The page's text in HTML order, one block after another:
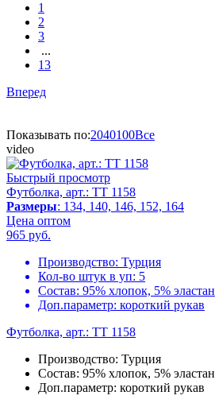
1
2
3
...
13
Вперед
Показывать по:2040100Все
video
Быстрый просмотр
Футболка, арт.: TT 1158
Размеры: 134, 140, 146, 152, 164
Цена оптом
965 руб.
Производство: Турция
Кол-во штук в уп: 5
Состав: 95% хлопок, 5% эластан
Доп.параметр: короткий рукав
Футболка, арт.: TT 1158
Производство: Турция
Состав: 95% хлопок, 5% эластан
Доп.параметр: короткий рукав